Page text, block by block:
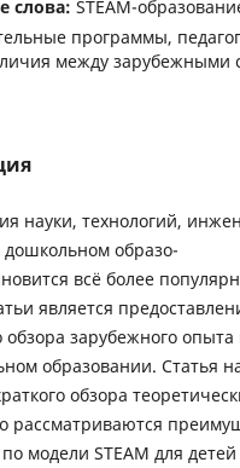
слова: STEAM-
программы,
между зарубежными
науки, технологий,
дошкольном образо-
всё более
является
обзора зарубежного
образовании. Статья
обзора
рассматриваются
модели STEAM для